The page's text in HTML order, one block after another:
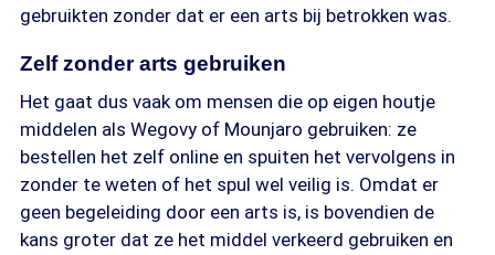
gebruikten zonder dat er een arts bij betrokken was.
Zelf zonder arts gebruiken
Het gaat dus vaak om mensen die op eigen houtje
middelen als Wegovy of Mounjaro gebruiken: ze
bestellen het zelf online en spuiten het vervolgens in
zonder te weten of het spul wel veilig is. Omdat er
geen begeleiding door een arts is, is bovendien de
kans groter dat ze het middel verkeerd gebruiken en